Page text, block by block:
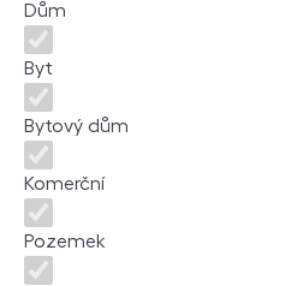
Dům
Byt
Bytový dům
Komerční
Pozemek